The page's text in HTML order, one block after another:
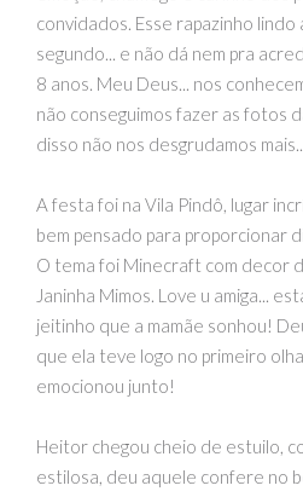
convidados. Esse rapazinho
segundo... e não dá nem pra
8 anos. Meu Deus... nos
não conseguimos fazer as fotos
disso não nos desgrudamos
A festa foi na Vila Pindô, lugar
bem pensado para proporcionar
O tema foi Minecraft com decor
Janinha Mimos. Love u amiga...
jeitinho que a mamãe sonhou!
que ela teve logo no primeiro
emocionou junto!
Heitor chegou cheio de estuilo,
estilosa, deu aquele confere no